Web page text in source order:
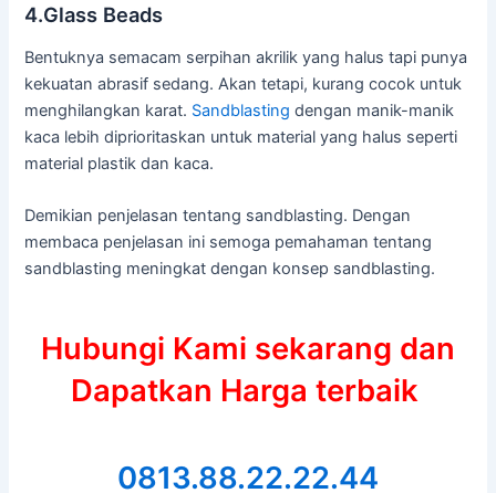
4.Glass Beads
Bentuknya semacam serpihan akrilik yang halus tapi punya
kekuatan abrasif sedang. Akan tetapi, kurang cocok untuk
menghilangkan karat. Sandblasting dengan manik-manik
kaca lebih diprioritaskan untuk material yang halus seperti
material plastik dan kaca.
Demikian penjelasan tentang sandblasting. Dengan
membaca penjelasan ini semoga pemahaman tentang
sandblasting meningkat dengan konsep sandblasting.
Hubungi Kami sekarang dan
Dapatkan Harga terbaik
0813.88.22.22.44